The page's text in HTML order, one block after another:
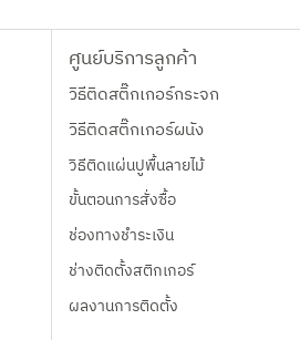
ศูนย์บริการลูกค้า
วิธีติดสติ๊กเกอร์กระจก
วิธีติดสติ๊กเกอร์ผนัง
วิธีติดแผ่นปูพื้นลายไม้
ขั้นตอนการสั่งซื้อ
ช่องทางชำระเงิน
ช่างติดตั้งสติกเกอร์
ผลงานการติดตั้ง